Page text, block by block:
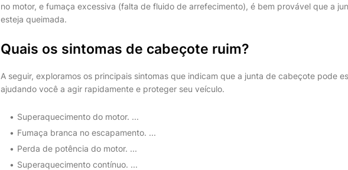
no motor, e fumaça excessiva (falta de fluido de arrefecimento), é bem provável que a
esteja queimada.
Quais os sintomas de cabeçote ruim?
A seguir, exploramos os principais sintomas que indicam que a junta de cabeçote pode
ajudando você a agir rapidamente e proteger seu veículo.
Superaquecimento do motor. ...
Fumaça branca no escapamento. ...
Perda de potência do motor. ...
Superaquecimento contínuo. ...